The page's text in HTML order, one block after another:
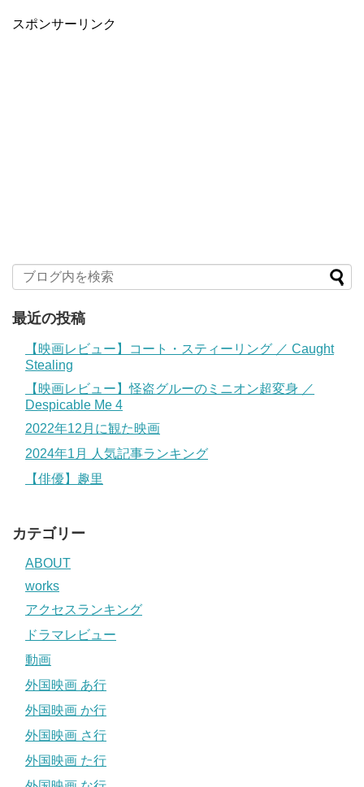
スポンサーリンク
最近の投稿
【映画レビュー】コート・スティーリング ／ Caught
Stealing
【映画レビュー】怪盗グルーのミニオン超変身 ／
Despicable Me 4
2022年12月に観た映画
2024年1月 人気記事ランキング
【俳優】趣里
カテゴリー
ABOUT
works
アクセスランキング
ドラマレビュー
動画
外国映画 あ行
外国映画 か行
外国映画 さ行
外国映画 た行